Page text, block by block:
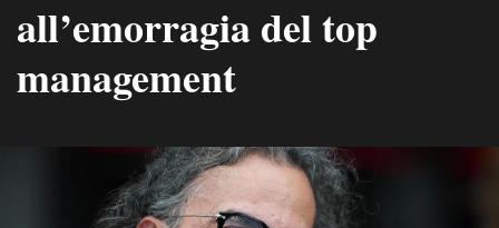
all’emorragia del top
management